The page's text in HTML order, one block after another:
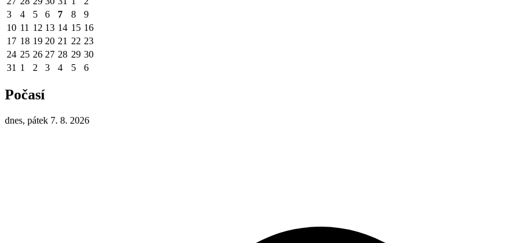
3
4 5 6 7 8
9
10 11 12 13 14 15 16
17 18 19 20 21 22 23
24 25 26 27 28 29 30
31 1 2 3 4 5 6
Počasí
dnes, pátek 7. 8. 2026